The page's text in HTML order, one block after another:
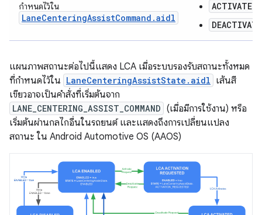
กำหนดไว้ใน
LaneCenteringAssistCommand.aidl
ACTIVATE
DEACTIVATE
แผนภาพสถานะต่อไปนี้แสดง LCA เมื่อระบบรองรับสถานะทั้งหมด
ที่กำหนดไว้ใน LaneCenteringAssistState.aidl เส้นสี
เขียวอาจเป็นคำสั่งที่เริ่มต้นจาก
LANE_CENTERING_ASSIST_COMMAND (เมื่อมีการใช้งาน) หรือ
เริ่มต้นผ่านกลไกอื่นในรถยนต์ และแสดงถึงการเปลี่ยนแปลง
สถานะ ใน Android Automotive OS (AAOS)